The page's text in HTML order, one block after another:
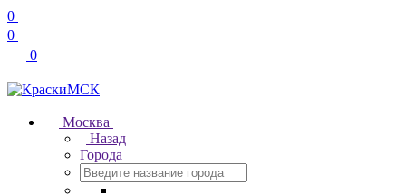
0
0
0
Москва
Назад
Города